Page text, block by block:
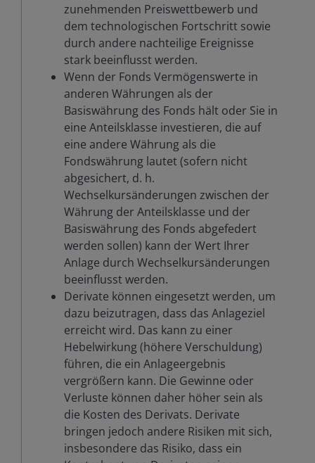
zunehmenden Preiswettbewerb und
dem technologischen Fortschritt sowie
durch andere nachteilige Ereignisse
stark beeinflusst werden.
Wenn der Fonds Vermögenswerte in
anderen Währungen als der
Basiswährung des Fonds hält oder Sie in
eine Anteilsklasse investieren, die auf
eine andere Währung als die
Fondswährung lautet (sofern nicht
abgesichert, d. h.
Wechselkursänderungen zwischen der
Währung der Anteilsklasse und der
Basiswährung des Fonds abgefedert
werden sollen) kann der Wert Ihrer
Anlage durch Wechselkursänderungen
beeinflusst werden.
Derivate können eingesetzt werden, um
dazu beizutragen, dass das Anlageziel
erreicht wird. Das kann zu einer
Hebelwirkung (höhere Verschuldung)
führen, die ein Anlageergebnis
vergrößern kann. Die Gewinne oder
Verluste können daher höher sein als
die Kosten des Derivats. Derivate
bringen jedoch andere Risiken mit sich,
insbesondere das Risiko, dass ein